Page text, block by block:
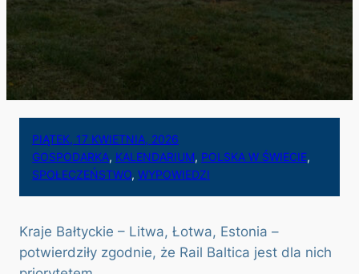
PIĄTEK, 17 KWIETNIA, 2026
GOSPODARKA, KALENDARIUM, POLSKA W ŚWIECIE
SPOŁECZEŃSTWO, WYPOWIEDZI
Kraje Bałtyckie – Litwa, Łotwa, Estonia –
potwierdziły zgodnie, że Rail Baltica jest dla nich